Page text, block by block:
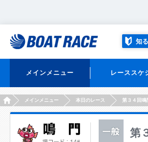
知
メインメニュー レーススケ
HOMEメインメニュー 本日のレース 第３４回鳴
第